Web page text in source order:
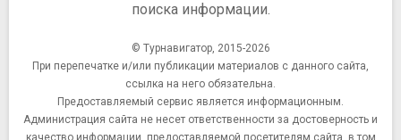
поиска информации.
© Турнавигатор, 2015-2026
При перепечатке и/или публикации материалов с данного сайта,
ссылка на него обязательна.
Предоставляемый сервис является информационным.
Администрация сайта не несет ответственности за достоверность и
качество информации, предоставляемой посетителям сайта, в том